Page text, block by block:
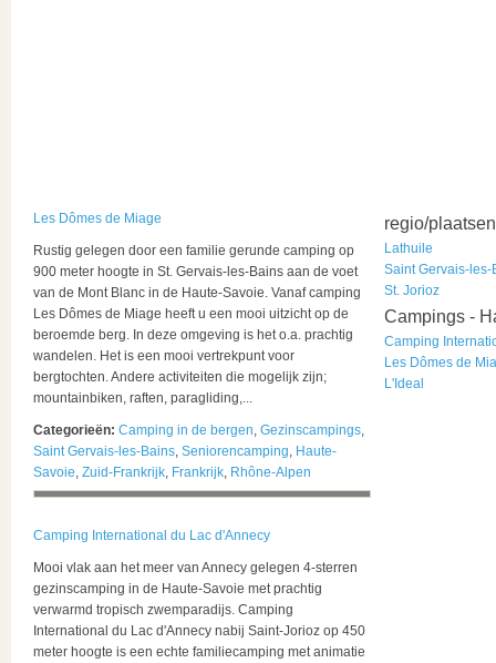
Les Dômes de Miage
Rustig gelegen door een familie gerunde camping op
900 meter hoogte in St. Gervais-les-Bains aan de voet
van de Mont Blanc in de Haute-Savoie. Vanaf camping
Les Dômes de Miage heeft u een mooi uitzicht op de
beroemde berg. In deze omgeving is het o.a. prachtig
wandelen. Het is een mooi vertrekpunt voor
bergtochten. Andere activiteiten die mogelijk zijn;
mountainbiken, raften, paragliding,...
Categorieën: Camping in de bergen, Gezinscampings,
Saint Gervais-les-Bains, Seniorencamping, Haute-
Savoie, Zuid-Frankrijk, Frankrijk, Rhône-Alpen
Camping International du Lac d'Annecy
Mooi vlak aan het meer van Annecy gelegen 4-sterren
gezinscamping in de Haute-Savoie met prachtig
verwarmd tropisch zwemparadijs. Camping
International du Lac d'Annecy nabij Saint-Jorioz op 450
meter hoogte is een echte familiecamping met animatie
regio/plaatsen
Lathuile
Saint Gervais-les-
St. Jorioz
Campings -
Camping
Les Dômes de
L'Ideal